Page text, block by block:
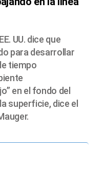
UU. dice que
para desarrollar
tiempo
en el fondo del
superficie, dice el